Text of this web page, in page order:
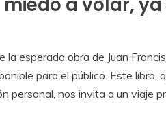
la esperada obra de Juan
para el público. Este libro,
personal, nos invita a un viaje